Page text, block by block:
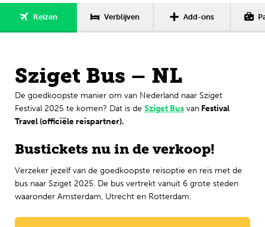
Festivalnieuws
Mijn account
Nederlands
Reizen Verblijven Add-ons
Sziget Bus – NL
De goedkoopste manier om van Nederland naar Sziget
Festival 2025 te komen? Dat is de Sziget Bus van Festival
Travel (officiële reispartner).
Bustickets nu in de verkoop!
Verzeker jezelf van de goedkoopste reisoptie en reis met de
bus naar Sziget 2025. De bus vertrekt vanuit 6 grote steden
waaronder Amsterdam, Utrecht en Rotterdam.